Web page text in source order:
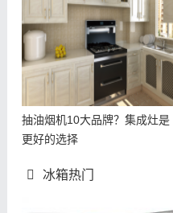
抽油烟机10大品牌？集成灶是
更好的选择
冰箱热门